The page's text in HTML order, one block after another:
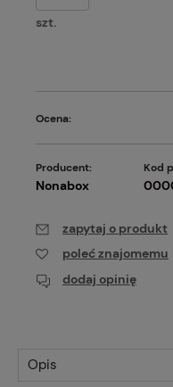
szt.
Ocena:
Producent:
Nonabox
Kod
zapytaj o produkt
poleć znajomemu
dodaj opinię
Opis